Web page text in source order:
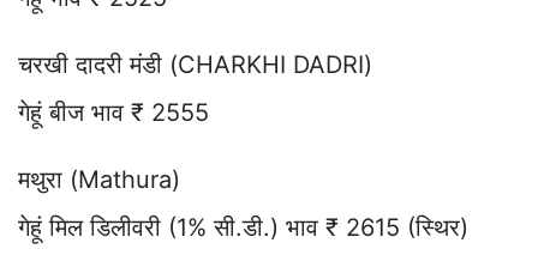
चरखी दादरी मंडी (CHARKHI DADRI)
गेहूं बीज भाव ₹ 2555
मथुरा (Mathura)
गेहूं मिल डिलीवरी (1% सी.डी.) भाव ₹ 2615 (स्थिर)